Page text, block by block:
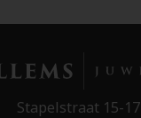
Stapelstraat 15-17